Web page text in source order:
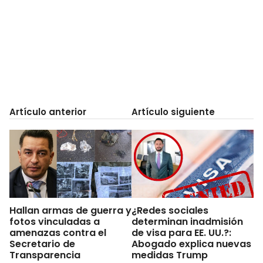
Artículo anterior
Hallan armas de guerra y
fotos vinculadas a
amenazas contra el
Secretario de
Transparencia
Artículo siguiente
¿Redes sociales
determinan inadmisión
de visa para EE. UU.?:
Abogado explica nuevas
medidas Trump